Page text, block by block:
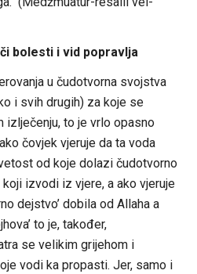
bolesti i vid popravlja
u čudotvorna svojstva
i svih drugih) za koje se
izlječenju, to je vrlo opasno
čovjek vjeruje da ta voda
od koje dolazi čudotvorno
izvodi iz vjere, a ako vjeruje
dejstvo’ dobila od Allaha a
to je, također,
se velikim grijehom i
vodi ka propasti. Jer, samo i